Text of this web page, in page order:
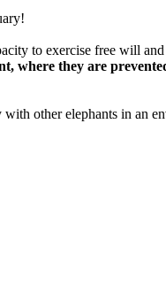
to exercise free will
where they are
other elephants in an